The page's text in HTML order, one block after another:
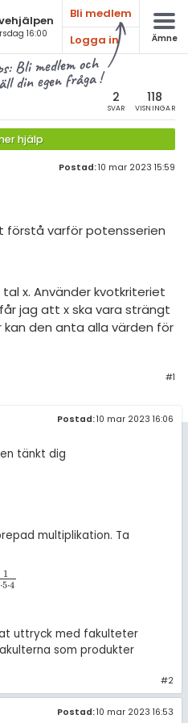
16:00
Bli medlem
Logga in
Ämne
Tips: Bli medlem och
ställ din egen fråga !
2
SVAR
118
VISNINGAR
hjälp
Postad:10 mar 2023 15:59
förstå varför potensserien
x. Använder kvotkriteriet
jag att x ska vara strängt
kan den anta alla värden för
#1
Postad:10 mar 2023 16:06
tänkt dig
multiplikation. Ta
1
⋅5⋅4
16·
uttryck med fakulteter
som produkter
#2
Postad:10 mar 2023 16:53
Alla ämnen
Matematik
Universitet
Alla trådar
Diskret matematik
Övrigt
Cookie-inställningar